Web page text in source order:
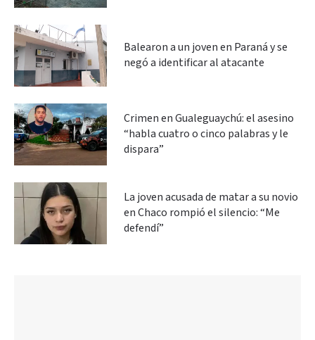
Balearon a un joven en Paraná y se
negó a identificar al atacante
Crimen en Gualeguaychú: el asesino
“habla cuatro o cinco palabras y le
dispara”
La joven acusada de matar a su novio
en Chaco rompió el silencio: “Me
defendí”